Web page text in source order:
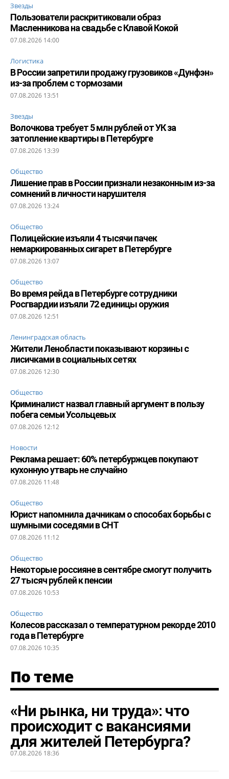
Звезды
Пользователи раскритиковали образ
Масленникова на свадьбе с Клавой Кокой
07.08.2026 14:00
Логистика
В России запретили продажу грузовиков «Дунфэн»
из-за проблем с тормозами
07.08.2026 13:51
Звезды
Волочкова требует 5 млн рублей от УК за
затопление квартиры в Петербурге
07.08.2026 13:39
Общество
Лишение прав в России признали незаконным из-за
сомнений в личности нарушителя
07.08.2026 13:24
Общество
Полицейские изъяли 4 тысячи пачек
немаркированных сигарет в Петербурге
07.08.2026 13:07
Общество
Во время рейда в Петербурге сотрудники
Росгвардии изъяли 72 единицы оружия
07.08.2026 12:51
Ленинградская область
Жители Ленобласти показывают корзины с
лисичками в социальных сетях
07.08.2026 12:30
Общество
Криминалист назвал главный аргумент в пользу
побега семьи Усольцевых
07.08.2026 12:12
Новости
Реклама решает: 60% петербуржцев покупают
кухонную утварь не случайно
07.08.2026 11:48
Общество
Юрист напомнила дачникам о способах борьбы с
шумными соседями в СНТ
07.08.2026 11:12
Общество
Некоторые россияне в сентябре смогут получить
27 тысяч рублей к пенсии
07.08.2026 10:53
Общество
Колесов рассказал о температурном рекорде 2010
года в Петербурге
07.08.2026 10:35
По теме
«Ни рынка, ни труда»: что
происходит с вакансиями
для жителей Петербурга?
07.08.2026 18:36